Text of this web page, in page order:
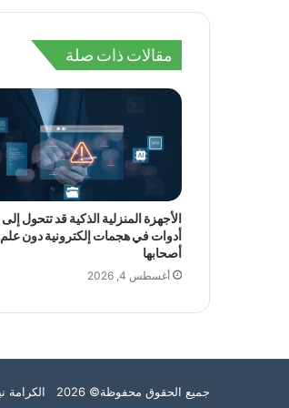
مقالات ذات صلة
الأجهزة المنزلية الذكية قد تتحول إلى
أدوات في هجمات إلكترونية دون علم
أصحابها
أغسطس 4, 2026
جميع الحقوق محفوظة© 2026 الكرامة نيوز